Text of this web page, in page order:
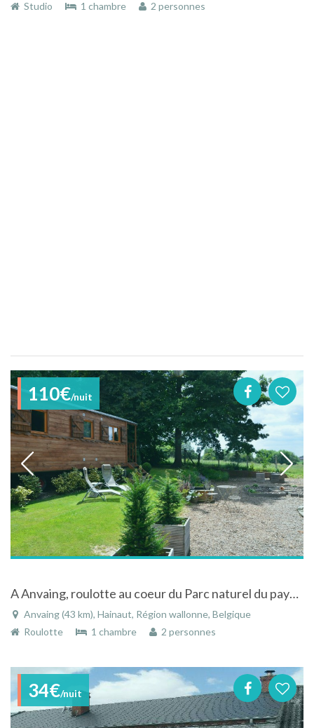
Studio
1 chambre 2 personnes
110€/nuit
A Anvaing, roulotte au coeur du Parc naturel du pays des collines
Anvaing (43 km), Hainaut, Région wallonne, Belgique
Roulotte
1 chambre 2 personnes
34€/nuit